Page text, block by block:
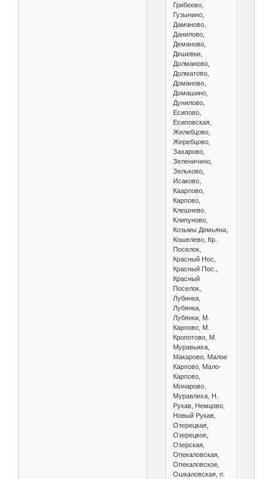
Грибеево,
Гузынино,
Даманово,
Данилово,
Деманово,
Дешевки,
Долманово,
Долматово,
Доманово,
Домашино,
Дунилово,
Есипово,
Есиповская,
Желебцово,
Жеребцово,
Захарово,
Зеленичино,
Зельково,
Исаково,
Каарпово,
Карпово,
Клешнево,
Клипуново,
Козьмы Демьяна,
Кошелево, Кр.
Поселок,
Красный Нос,
Красный Пос.,
Красный
Поселок,
Лубинка,
Лубянка,
Лубянки, М.
Карпово, М.
Кропотово, М.
Муравьиха,
Макарово, Малое
Карпово, Мало-
Карпово,
Монарово,
Муравлиха, Н.
Рукав, Немцово,
Новый Рукав,
Озерецкая,
Озерецкое,
Озерская,
Опекаловская,
Опекаловское,
Ошкаловская, п.